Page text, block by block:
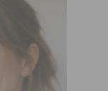
termos e